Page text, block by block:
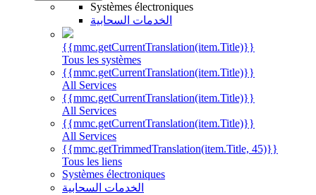
Systèmes électroniques
الخدمات السحابية
{{mmc.getCurrentTranslation(item.Title)}}
Tous les systèmes
{{mmc.getCurrentTranslation(item.Title)}}
All Services
{{mmc.getCurrentTranslation(item.Title)}}
All Services
{{mmc.getCurrentTranslation(item.Title)}}
All Services
{{mmc.getTrimmedTranslation(item.Title, 45)}}
Tous les liens
Systèmes électroniques
الخدمات السحابية